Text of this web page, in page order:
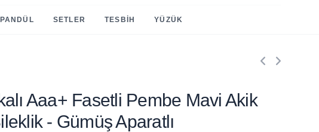
PANDÜL SETLER TESBIH YÜZÜK
Aaa+ Fasetli Pembe Mavi Akik
- Gümüş Aparatlı